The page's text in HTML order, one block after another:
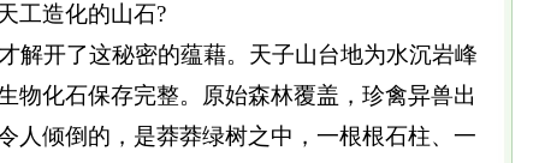
工造化的山石?
开了这秘密的蕴藉。天子山台地为水沉岩峰
物化石保存完整。原始森林覆盖，珍禽异兽出
人倾倒的，是莽莽绿树之中，一根根石柱、一